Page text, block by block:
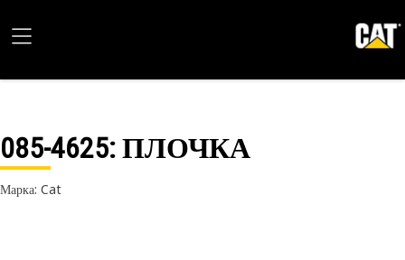
085-4625: ПЛОЧКА
Марка: Cat